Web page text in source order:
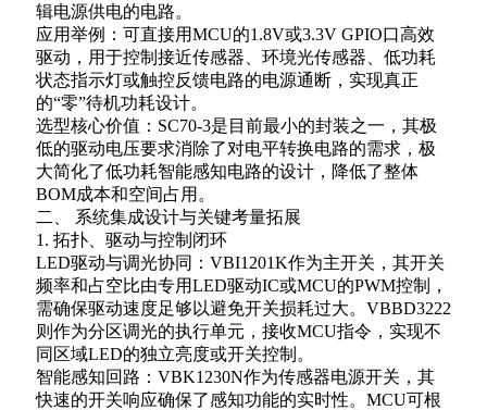
辑电源供电的电路。
应用举例：可直接用MCU的1.8V或3.3V GPIO口高效
驱动，用于控制接近传感器、环境光传感器、低功耗
状态指示灯或触控反馈电路的电源通断，实现真正
的“零”待机功耗设计。
选型核心价值：SC70-3是目前最小的封装之一，其极
低的驱动电压要求消除了对电平转换电路的需求，极
大简化了低功耗智能感知电路的设计，降低了整体
BOM成本和空间占用。
二、 系统集成设计与关键考量拓展
1. 拓扑、驱动与控制闭环
LED驱动与调光协同：VBI1201K作为主开关，其开关
频率和占空比由专用LED驱动IC或MCU的PWM控制，
需确保驱动速度足够以避免开关损耗过大。VBBD3222
则作为分区调光的执行单元，接收MCU指令，实现不
同区域LED的独立亮度或开关控制。
智能感知回路：VBK1230N作为传感器电源开关，其
快速的开关响应确保了感知功能的实时性。MCU可根